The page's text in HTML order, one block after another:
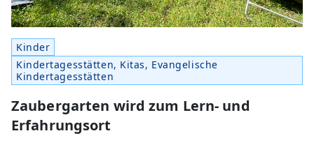
Kinder
Kindertagesstätten, Kitas, Evangelische
Kindertagesstätten
Zaubergarten wird zum Lern- und
Erfahrungsort